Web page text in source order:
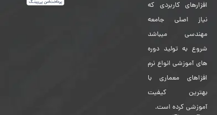
افزارهای کاربردی که
نیاز اصلی جامعه
مهندسی میباشد
شروع به تولید دوره
های آموزشی انواع نرم
افزاهای معماری با
بهترین کیفیت
آموزشی کرده است.